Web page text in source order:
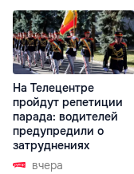
На Телецентре
пройдут репетиции
парада: водителей
предупредили о
затруднениях
вчера